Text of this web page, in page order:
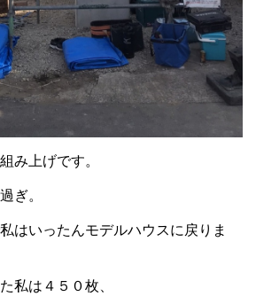
み上げです。
ぎ。
はいったんモデルハウスに戻りま
私は４５０枚、